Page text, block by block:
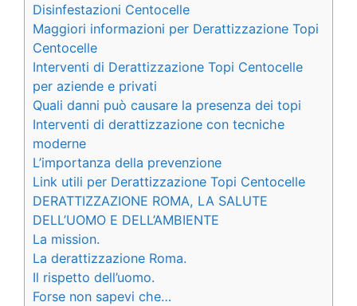
Disinfestazioni Centocelle
Maggiori informazioni per Derattizzazione Topi
Centocelle
Interventi di Derattizzazione Topi Centocelle
per aziende e privati
Quali danni può causare la presenza dei topi
Interventi di derattizzazione con tecniche
moderne
L’importanza della prevenzione
Link utili per Derattizzazione Topi Centocelle
DERATTIZZAZIONE ROMA, LA SALUTE
DELL’UOMO E DELL’AMBIENTE
La mission.
La derattizzazione Roma.
Il rispetto dell’uomo.
Forse non sapevi che…